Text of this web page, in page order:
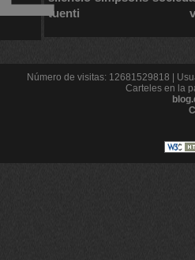
tuenti
Número de visitas: 12681529818 |
Carteles en la